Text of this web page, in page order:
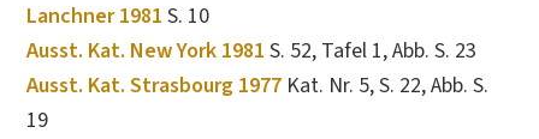
Lanchner 1981 S. 10
Ausst. Kat. New York 1981 S. 52, Tafel 1, Abb. S. 23
Ausst. Kat. Strasbourg 1977 Kat. Nr. 5, S. 22, Abb. S.
19